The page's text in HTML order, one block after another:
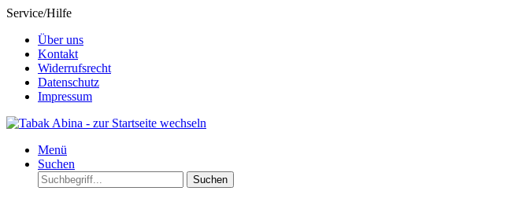
Service/Hilfe
Über uns
Kontakt
Widerrufsrecht
Datenschutz
Impressum
Menü
Suchen
Suchen